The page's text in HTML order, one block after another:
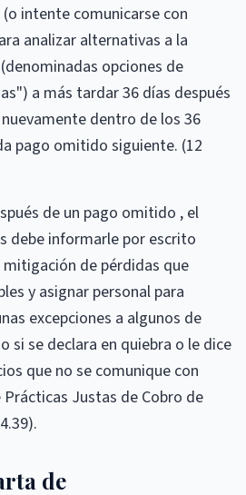
intente comunicarse con
analizar alternativas a la
opciones de
a más tardar 36 días después
dentro de los 36
pago omitido siguiente. (12
de un pago omitido , el
debe informarle por escrito
de pérdidas que
y asignar personal para
excepciones a algunos de
si se declara en quiebra o le dice
que no se comunique con
Justas de Cobro de
de